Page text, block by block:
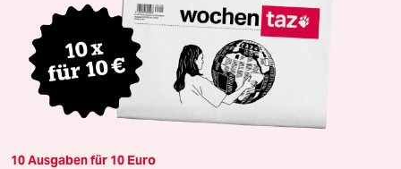
10 Ausgaben für 10 Euro